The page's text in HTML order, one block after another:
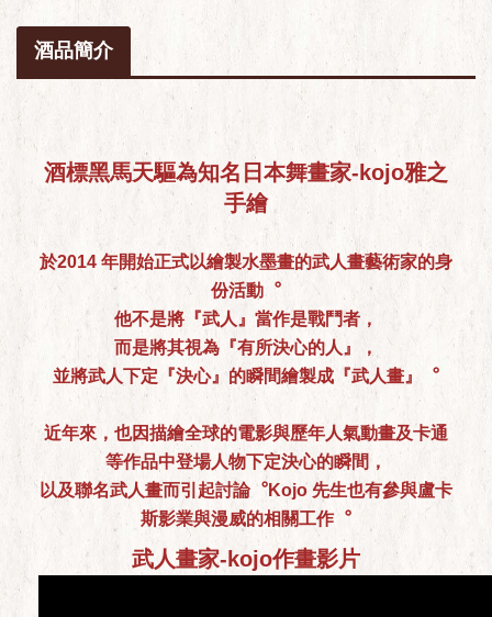
酒品簡介
酒標黑馬天驅為知名日本舞畫家-kojo雅之
手繪
於2014 年開始正式以繪製水墨畫的武人畫藝術家的身
份活動︒
他不是將『武人』當作是戰鬥者，
而是將其視為『有所決心的人』，
並將武人下定『決心』的瞬間繪製成『武人畫』︒
近年來，也因描繪全球的電影與歷年人氣動畫及卡通
等作品中登場人物下定決心的瞬間，
以及聯名武人畫而引起討論︒Kojo 先生也有參與盧卡
斯影業與漫威的相關工作︒
武人畫家-kojo作畫影片